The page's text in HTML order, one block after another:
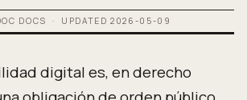
DOCS · UPDATED2026-05-09
digital es, en derecho